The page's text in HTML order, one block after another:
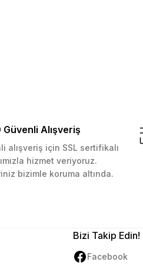
Güvenli Alışveriş
alışveriş için SSL sertifikalı
hizmet veriyoruz.
bizimle koruma altında.
Bizi Takip Edin!
Facebook